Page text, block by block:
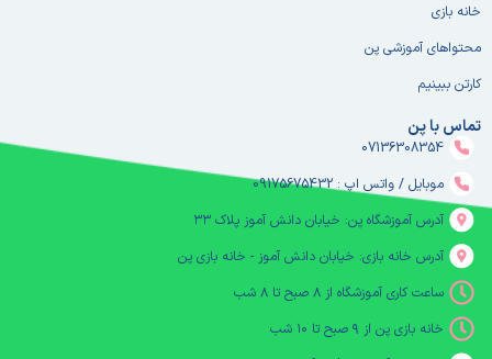
خانه بازی
محتواهای آموزشی پن
کارتن ببینیم
تماس با پن
07136308354
موبایل / واتس اپ : 09175675432
آدرس آموزشگاه پن: خیابان دانش آموز پلاک ۳۳
آدرس خانه بازی: خیابان دانش آموز - خانه بازی پن
ساعت کاری آموزشگاه از ۸ صبح تا ۸ شب
خانه بازی پن از ۹ صبح تا ۱۰ شب